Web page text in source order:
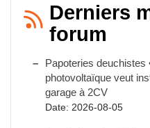
Derniers
forum
Papoteries deuchistes
photovoltaïque veut
garage à 2CV
Date: 2026-08-05